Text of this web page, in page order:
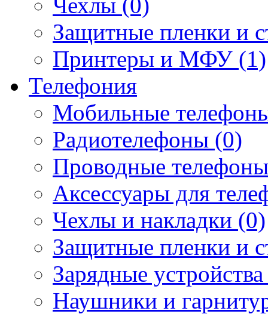
Защитные пленки и
Принтеры и МФУ (1)
Телефония
Мобильные
Радиотелефоны (0)
Проводные
Аксессуары для
Чехлы и накладки (0)
Защитные пленки и
Зарядные
Наушники и